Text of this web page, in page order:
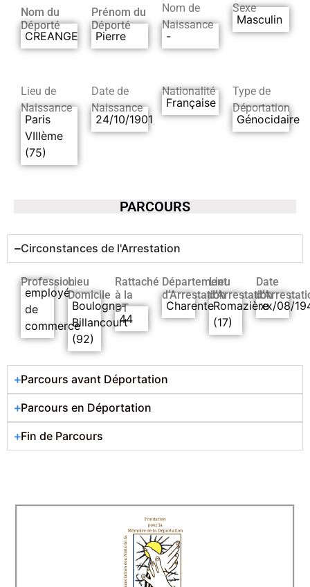
Nom du
Déporté
CREANGE
Prénom du
Déporté
Pierre
Nom de
Naissance
-
Sexe
Masculin
Lieu de
Naissance
Paris
VIIIème
(75)
Date de
Naissance
24/10/1901
Nationalité
Française
Type de
Déportation
Génocidaire
PARCOURS
Circonstances de l'Arrestation
Profession
employé
de
commerce
Lieu
Domicile
Boulogne-
Billancourt
(92)
Rattaché
à la
DT
44
Département
d’Arrestation
Charente
Lieu
d’Arrestation
Romazière
(17)
Date
xx/08/
Parcours avant Déportation
Parcours en Déportation
Fin de Parcours